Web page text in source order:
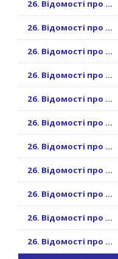
26. Відомості про ...
26. Відомості про ...
26. Відомості про ...
26. Відомості про ...
26. Відомості про ...
26. Відомості про ...
26. Відомості про ...
26. Відомості про ...
26. Відомості про ...
26. Відомості про ...
26. Відомості про ...